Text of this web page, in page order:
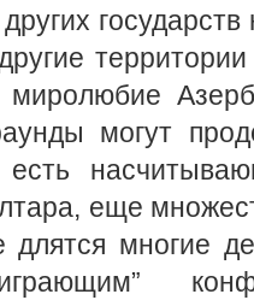
могут
еще
длятся многие